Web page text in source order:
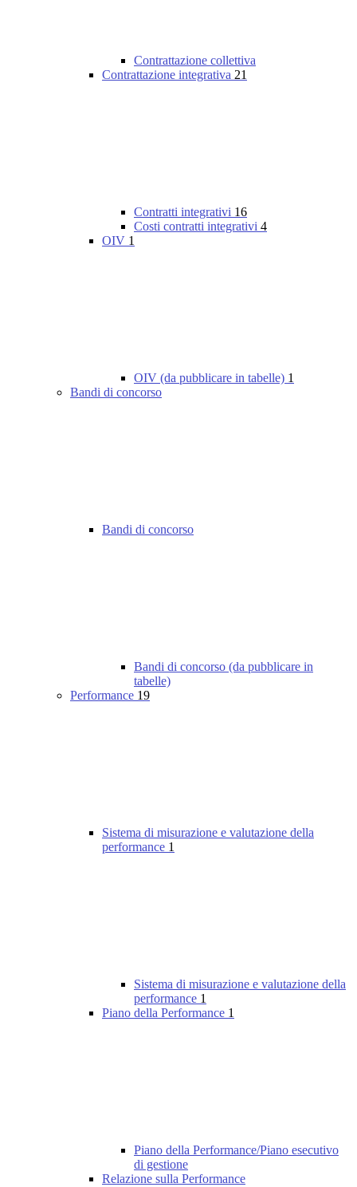
Contrattazione collettiva
Contrattazione integrativa 21
Contratti integrativi 16
Costi contratti integrativi 4
OIV 1
OIV (da pubblicare in tabelle) 1
Bandi di concorso
Bandi di concorso
Bandi di concorso (da pubblicare in
tabelle)
Performance 19
Sistema di misurazione e valutazione della
performance 1
Sistema di misurazione e valutazione della
performance 1
Piano della Performance 1
Piano della Performance/Piano esecutivo
di gestione
Relazione sulla Performance